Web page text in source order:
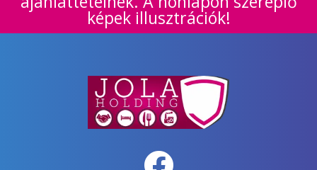
képek illusztrációk!